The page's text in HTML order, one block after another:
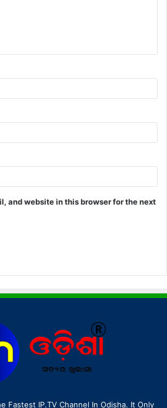
and website in this browser for the next
Fastest IP.TV Channel In Odisha. It Only